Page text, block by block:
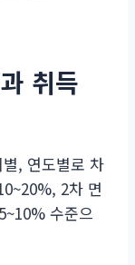
취득
, 연도별로 차
2차 면
수준으